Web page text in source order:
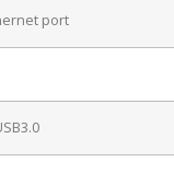
port